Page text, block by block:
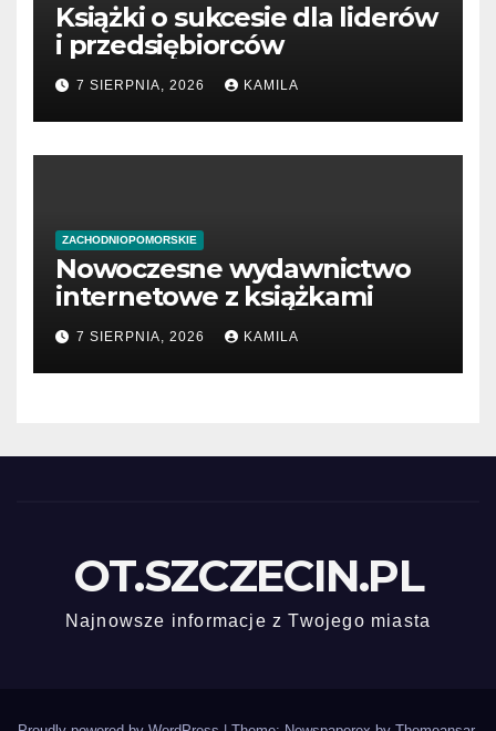
Książki o sukcesie dla liderów
i przedsiębiorców
7 SIERPNIA, 2026 KAMILA
ZACHODNIOPOMORSKIE
Nowoczesne wydawnictwo
internetowe z książkami
7 SIERPNIA, 2026 KAMILA
OT.SZCZECIN.PL
Najnowsze informacje z Twojego miasta